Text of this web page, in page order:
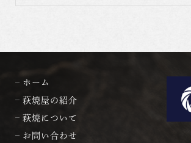
ホーム
萩焼屋の紹介
萩焼について
お問い合わせ